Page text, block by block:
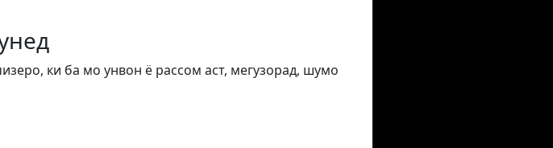
ки ба мо унвон ё рассом аст, мегузорад, шумо